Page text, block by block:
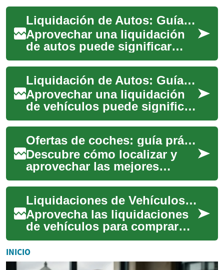
Liquidación de Autos: Guía para conseguir mejores ofertas
Aprovechar una liquidación
de autos puede significar
ahorros considerables:
descuentos de hasta 30% o
más en algunos ...
Liquidación de Autos: Guía para Encontrar Buenas Ofertas
Aprovechar una liquidación
de vehículos puede significar
ahorrar cientos o incluso
miles de dólares en un auto
nuevo ...
Ofertas de coches: guía práctica para comprar barato
Descubre cómo localizar y
aprovechar las mejores
ofertas de coches:
descuentos, financiación sin
intereses, bonos por...
Liquidaciones de Vehículos: Cómo Conseguir Grandes Descuentos
Aprovecha las liquidaciones
de vehículos para comprar
con ahorro real: descuentos
directos, financiamientos
favorable...
INICIO